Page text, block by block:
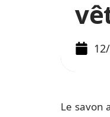
Le savon